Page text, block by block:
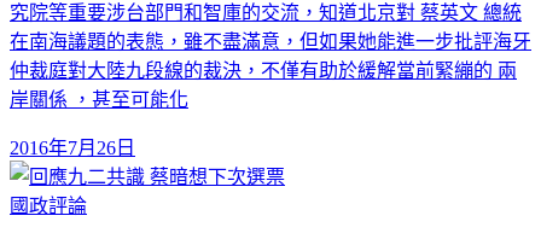
究院等重要涉台部門和智庫的交流，知道北京對 蔡英文 總統
在南海議題的表態，雖不盡滿意，但如果她能進一步批評海牙
仲裁庭對大陸九段線的裁決，不僅有助於緩解當前緊繃的 兩
岸關係 ，甚至可能化
2016年7月26日
國政評論